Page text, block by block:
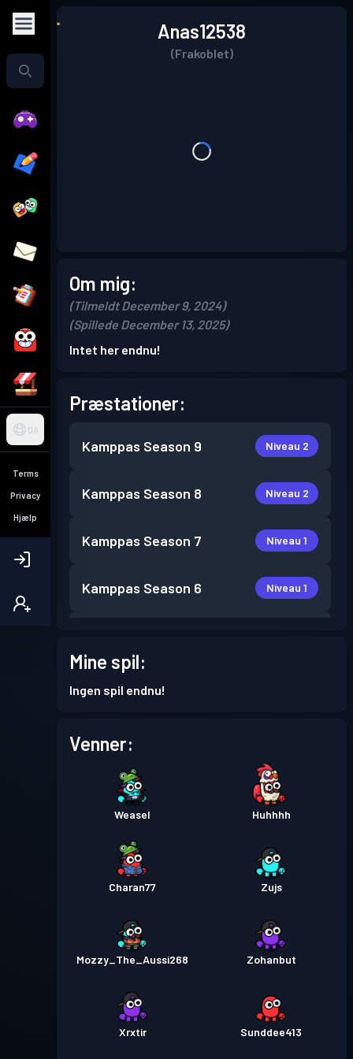
DA
Terms
Privacy
Hjælp
Anas12538
(Frakoblet)
Om mig:
(Tilmeldt December 9, 2024)
(Spillede December 13, 2025)
Intet her endnu!
Præstationer:
Kamppas Season 9 Niveau 2
Kamppas Season 8 Niveau 2
Kamppas Season 7 Niveau 1
Kamppas Season 6 Niveau 1
Kamppas Season 3
Kamppas Niveau 3
Mine spil:
Ingen spil endnu!
Venner:
Weasel Huhhhh
Charan77 Zujs
Mozzy_The_Aussi268 Zohanbut
Xrxtir Sunddee413